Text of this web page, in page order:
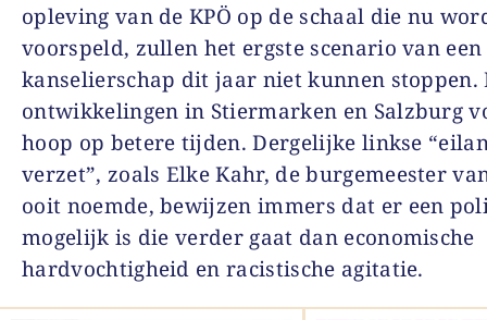
opleving van de KPÖ op de schaal die nu
voorspeld, zullen het ergste scenario van een
kanselierschap dit jaar niet kunnen stoppen.
ontwikkelingen in Stiermarken en Salzburg
hoop op betere tijden. Dergelijke linkse
verzet”, zoals Elke Kahr, de burgemeester
ooit noemde, bewijzen immers dat er een
mogelijk is die verder gaat dan economische
hardvochtigheid en racistische agitatie.